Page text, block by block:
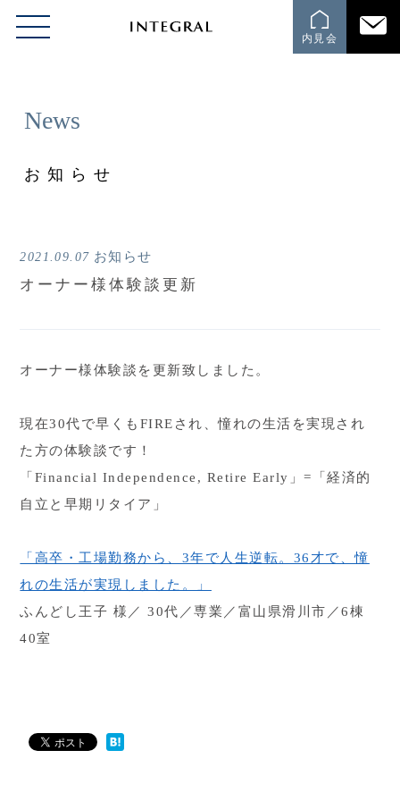
内見会
News
お知らせ
2021.09.07 お知らせ
オーナー様体験談更新
オーナー様体験談を更新致しました。
現在30代で早くもFIREされ、憧れの生活を実現され
た方の体験談です！
「Financial Independence, Retire Early」=「経済的
自立と早期リタイア」
「高卒・工場勤務から、3年で人生逆転。36才で、憧
れの生活が実現しました。」
ふんどし王子 様／ 30代／専業／富山県滑川市／6棟
40室